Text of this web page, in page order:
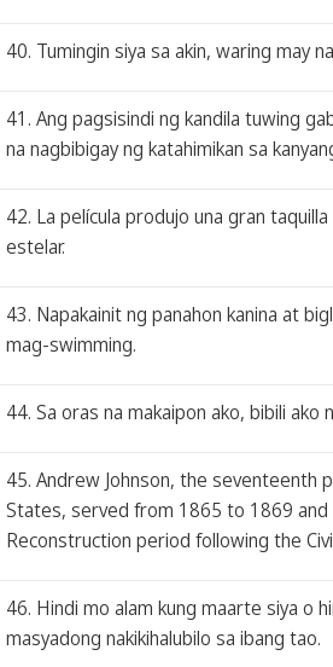
40. Tumingin siya sa akin, waring may
41. Ang pagsisindi ng kandila tuwing
na nagbibigay ng katahimikan sa
42. La película produjo una gran
estelar.
43. Napakainit ng panahon kanina at
mag-swimming.
44. Sa oras na makaipon ako, bibili ako
45. Andrew Johnson, the seventeenth
States, served from 1865 to 1869
Reconstruction period following the
46. Hindi mo alam kung maarte siya o
masyadong nakikihalubilo sa ibang tao.